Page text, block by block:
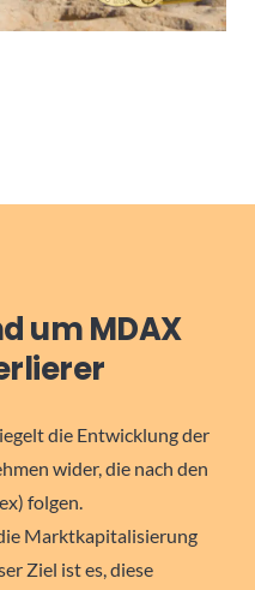
um MDAX
die Entwicklung der
wider, die nach den
folgen.
Marktkapitalisierung
Ziel ist es, diese